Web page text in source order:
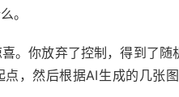
。
。你放弃了控制，得到了随
，然后根据AI生成的几张